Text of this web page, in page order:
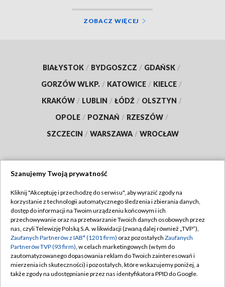
ZOBACZ WIĘCEJ
BIAŁYSTOK / BYDGOSZCZ / GDAŃSK /
GORZÓW WLKP. / KATOWICE / KIELCE /
KRAKÓW / LUBLIN / ŁÓDŹ / OLSZTYN /
OPOLE / POZNAŃ / RZESZÓW /
SZCZECIN / WARSZAWA / WROCŁAW
TVP
Abonament TVP
Emisja w TVP
Centrum informacji TVP
Naziemna Telewizja Cyfrowa
Regulamin TVP
Polityka prywatności
Moje zgody
Pomoc
Szanujemy Twoją prywatność
Kliknij "Akceptuję i przechodzę do serwisu", aby wyrazić zgody na
korzystanie z technologii automatycznego śledzenia i zbierania danych,
dostęp do informacji na Twoim urządzeniu końcowym i ich
przechowywanie oraz na przetwarzanie Twoich danych osobowych przez
nas, czyli Telewizję Polską S.A. w likwidacji (zwaną dalej również „TVP”),
Zaufanych Partnerów z IAB* (1201 firm) oraz pozostałych Zaufanych
Partnerów TVP (93 firm), w celach marketingowych (w tym do
zautomatyzowanego dopasowania reklam do Twoich zainteresowań i
mierzenia ich skuteczności) i pozostałych, które wskazujemy poniżej, a
także zgody na udostępnianie przez nas identyfikatora PPID do Google.